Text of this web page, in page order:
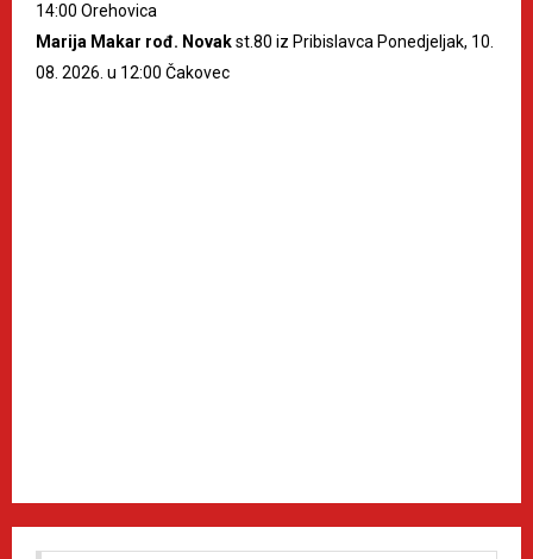
14:00 Orehovica
Marija Makar rođ. Novakst.80 iz Pribislavca Ponedjeljak, 10.
08. 2026. u 12:00 Čakovec